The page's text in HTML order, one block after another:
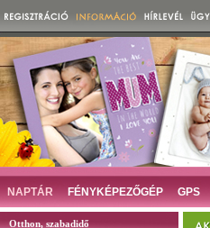
NAPTÁR FÉNYKÉPEZŐGÉP GPS
Otthon, szabadidő